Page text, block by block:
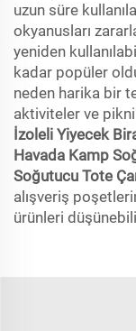
uzun süre
okyanusları
yeniden
kadar popüler
neden harika bir
aktiviteler ve
İzoleli Yiyecek
Havada Kamp
Soğutucu Tote
alışveriş
ürünleri